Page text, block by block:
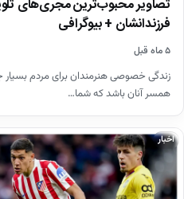
تصاویر محبوب‌ترین مجری‌های
فرزندانشان + بیوگرافی
۵ ماه قبل
زندگی خصوصی هنرمندان برای مردم
همسر آنان باشد که شما…
اخبار